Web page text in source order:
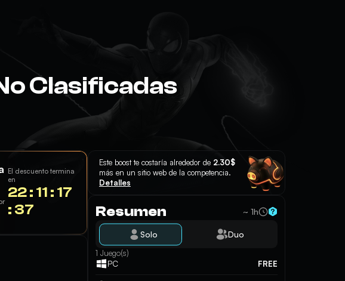
Clasificadas
El descuento termina
en
22 : 11 : 17
: 36
Este boost te costaría alrededor de 2.30$
más en un sitio web de la competencia.
Detalles
Resumen ~ 1h
Solo
Duo
1 Juego(s)
PC
FREE